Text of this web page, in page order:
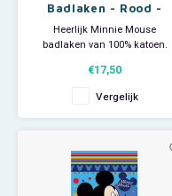
Badlaken - Rood -
Disney
Heerlijk Minnie Mouse
badlaken van 100% katoen.
ideaal voor thuisgebruik, voor bij
de zwemles of als strandlaken
voor op het strand.
Afmeting: 70 x 140 cm.
€17,50
Vergelijk